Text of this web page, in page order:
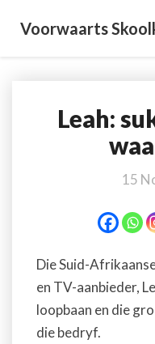
Voorwaarts
Leah:
15
Die Suid-
en TV-aanbieder,
loopbaan en die
die bedryf.